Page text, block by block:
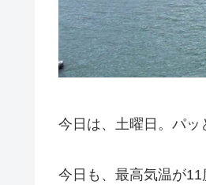
今日は、土曜日。パッ
今日も、最高気温が